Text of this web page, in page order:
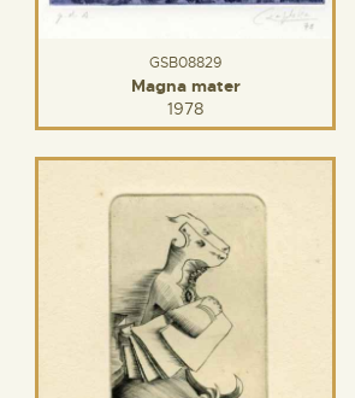
GSB08829
Magna mater
1978